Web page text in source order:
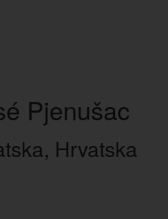
Pjenušac
Hrvatska